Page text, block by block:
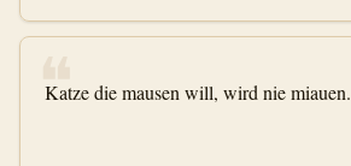
❝
Katze die mausen will, wird nie miauen.